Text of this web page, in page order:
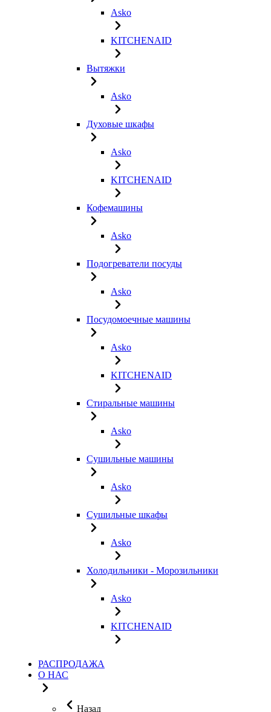
Asko
KITCHENAID
Вытяжки
Asko
Духовые шкафы
Asko
KITCHENAID
Кофемашины
Asko
Подогреватели посуды
Asko
Посудомоечные машины
Asko
KITCHENAID
Стиральные машины
Asko
Сушильные машины
Asko
Сушильные шкафы
Asko
Холодильники - Морозильники
Asko
KITCHENAID
РАСПРОДАЖА
О НАС
Назад